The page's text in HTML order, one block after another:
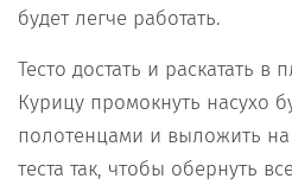
будет легче работать.
Тесто достать и раскатать
Курицу промокнуть насухо
полотенцами и выложить на
теста так, чтобы обернуть